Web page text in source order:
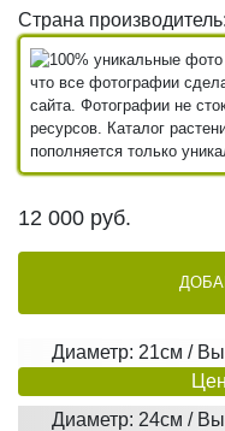
Страна
что все фотографии
сайта. Фотографии не
ресурсов. Каталог
пополняется только
12 000 руб.
Диаметр: 21см /
Диаметр: 24см /